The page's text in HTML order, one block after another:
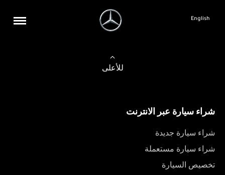
English
للأعلى
شراء سيارة عبر الانترنت
شراء سيارة جديدة
شراء سيارة مستعملة
تخصيص السيارة